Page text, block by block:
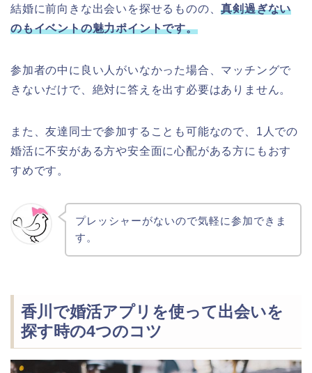
結婚に前向きな出会いを探せるものの、真剣過ぎない
のもイベントの魅力ポイントです。
参加者の中に良い人がいなかった場合、マッチングで
きないだけで、絶対に答えを出す必要はありません。
また、友達同士で参加することも可能なので、1人での
婚活に不安がある方や安全面に心配がある方にもおす
すめです。
プレッシャーがないので気軽に参加できま
す。
香川で婚活アプリを使って出会いを
探す時の4つのコツ